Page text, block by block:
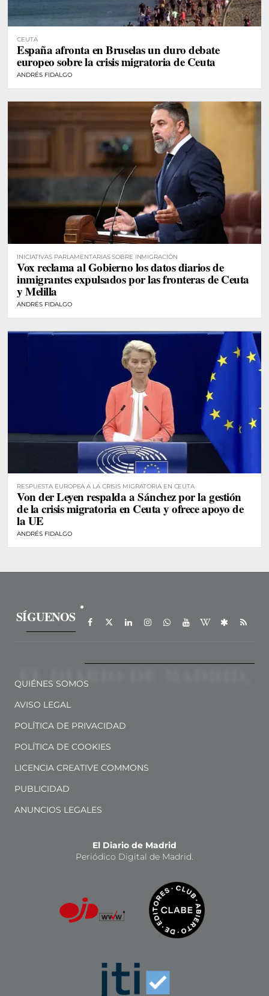
CEUTA
España afronta en Bruselas un duro debate
europeo sobre la crisis migratoria de Ceuta
ANDRÉS FIDALGO
INICIATIVAS PARLAMENTARIAS SOBRE INMIGRACIÓN
Vox reclama al Gobierno los datos diarios de
inmigrantes expulsados por las fronteras de Ceuta
y Melilla
ANDRÉS FIDALGO
RESPUESTA EUROPEA A LA CRISIS MIGRATORIA EN CEUTA
Von der Leyen respalda a Sánchez por la gestión
de la crisis migratoria en Ceuta y ofrece apoyo de
la UE
ANDRÉS FIDALGO
SÍGUENOS
QUIÉNES SOMOS
AVISO LEGAL
POLÍTICA DE PRIVACIDAD
POLÍTICA DE COOKIES
LICENCIA CREATIVE COMMONS
PUBLICIDAD
ANUNCIOS LEGALES
El Diario de Madrid
Periódico Digital de Madrid.